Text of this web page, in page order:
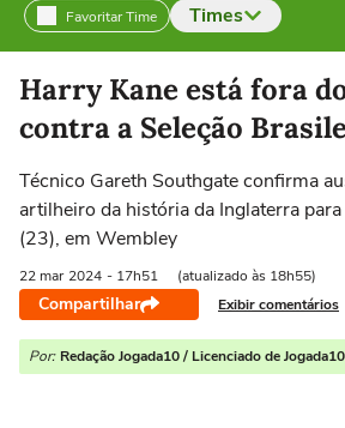
Favoritar Time Times
Selecione o time para ver as notícias
Harry Kane está fora
contra a Seleção
Técnico Gareth Southgate confirma
artilheiro da história da Inglaterra
(23), em Wembley
22 mar 2024 - 17h51 (atualizado às 18h55)
Compartilhar Exibir comentários
Por: Redação Jogada10 / Licenciado de Jogada10